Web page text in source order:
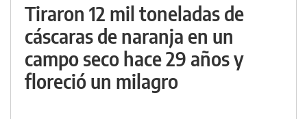
Tiraron 12 mil toneladas de
cáscaras de naranja en un
campo seco hace 29 años y
floreció un milagro